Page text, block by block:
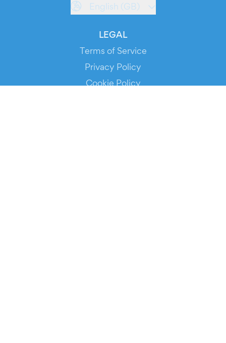
English (GB)
LEGAL
Terms of Service
Privacy Policy
Cookie Policy